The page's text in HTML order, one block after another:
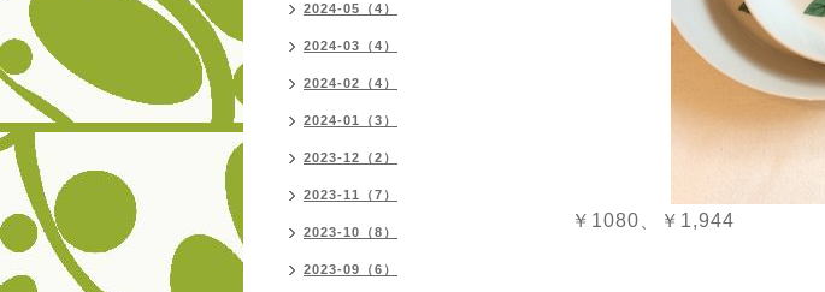
￥1080、￥1,944
2024-05（4）
2024-03（4）
2024-02（4）
2024-01（3）
2023-12（2）
2023-11（7）
2023-10（8）
2023-09（6）